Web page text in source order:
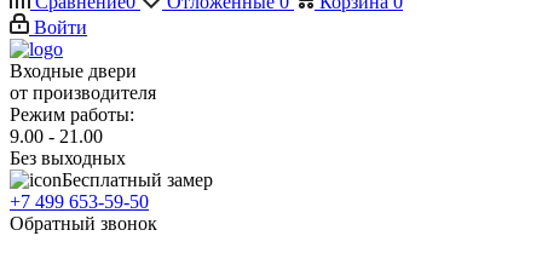
Войти
Входные двери
от производителя
Режим работы:
9.00 - 21.00
Без выходных
Бесплатный замер
+7 499 653-59-50
Обратный звонок